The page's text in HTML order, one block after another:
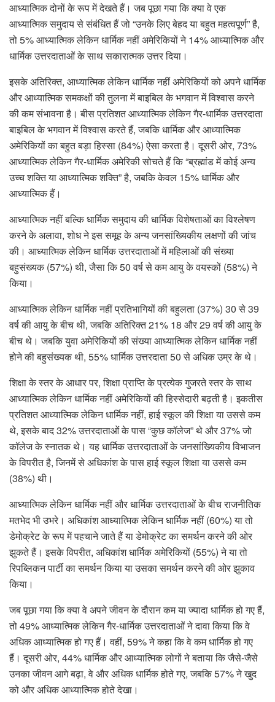
आध्यात्मिक दोनों के रूप में देखते हैं। जब पूछा गया कि क्या वे एक
आध्यात्मिक समुदाय से संबंधित हैं जो “उनके लिए बेहद या बहुत महत्वपूर्ण” है,
तो 5% आध्यात्मिक लेकिन धार्मिक नहीं अमेरिकियों ने 14% आध्यात्मिक और
धार्मिक उत्तरदाताओं के साथ सकारात्मक उत्तर दिया।
इसके अतिरिक्त, आध्यात्मिक लेकिन धार्मिक नहीं अमेरिकियों को अपने धार्मिक
और आध्यात्मिक समकक्षों की तुलना में बाइबिल के भगवान में विश्वास करने
की कम संभावना है। बीस प्रतिशत आध्यात्मिक लेकिन गैर-धार्मिक उत्तरदाता
बाइबिल के भगवान में विश्वास करते हैं, जबकि धार्मिक और आध्यात्मिक
अमेरिकियों का बहुत बड़ा हिस्सा (84%) ऐसा करता है। दूसरी ओर, 73%
आध्यात्मिक लेकिन गैर-धार्मिक अमेरिकी सोचते हैं कि “ब्रह्मांड में कोई अन्य
उच्च शक्ति या आध्यात्मिक शक्ति” है, जबकि केवल 15% धार्मिक और
आध्यात्मिक हैं।
आध्यात्मिक नहीं बल्कि धार्मिक समुदाय की धार्मिक विशेषताओं का विश्लेषण
करने के अलावा, शोध ने इस समूह के अन्य जनसांख्यिकीय लक्षणों की जांच
की। आध्यात्मिक लेकिन धार्मिक उत्तरदाताओं में महिलाओं की संख्या
बहुसंख्यक (57%) थी, जैसा कि 50 वर्ष से कम आयु के वयस्कों (58%) ने
किया।
आध्यात्मिक लेकिन धार्मिक नहीं प्रतिभागियों की बहुलता (37%) 30 से 39
वर्ष की आयु के बीच थी, जबकि अतिरिक्त 21% 18 और 29 वर्ष की आयु के
बीच थे। जबकि युवा अमेरिकियों की संख्या आध्यात्मिक लेकिन धार्मिक नहीं
होने की बहुसंख्यक थी, 55% धार्मिक उत्तरदाता 50 से अधिक उम्र के थे।
शिक्षा के स्तर के आधार पर, शिक्षा प्राप्ति के प्रत्येक गुजरते स्तर के साथ
आध्यात्मिक लेकिन धार्मिक नहीं अमेरिकियों की हिस्सेदारी बढ़ती है। इकतीस
प्रतिशत आध्यात्मिक लेकिन धार्मिक नहीं, हाई स्कूल की शिक्षा या उससे कम
थे, इसके बाद 32% उत्तरदाताओं के पास “कुछ कॉलेज” थे और 37% जो
कॉलेज के स्नातक थे। यह धार्मिक उत्तरदाताओं के जनसांख्यिकीय विभाजन
के विपरीत है, जिनमें से अधिकांश के पास हाई स्कूल शिक्षा या उससे कम
(38%) थी।
आध्यात्मिक लेकिन धार्मिक नहीं और धार्मिक उत्तरदाताओं के बीच राजनीतिक
मतभेद भी उभरे। अधिकांश आध्यात्मिक लेकिन धार्मिक नहीं (60%) या तो
डेमोक्रेट के रूप में पहचाने जाते हैं या डेमोक्रेट का समर्थन करने की ओर
झुकते हैं। इसके विपरीत, अधिकांश धार्मिक अमेरिकियों (55%) ने या तो
रिपब्लिकन पार्टी का समर्थन किया या उसका समर्थन करने की ओर झुकाव
किया।
जब पूछा गया कि क्या वे अपने जीवन के दौरान कम या ज्यादा धार्मिक हो गए हैं,
तो 49% आध्यात्मिक लेकिन गैर-धार्मिक उत्तरदाताओं ने दावा किया कि वे
अधिक आध्यात्मिक हो गए हैं। वहीं, 59% ने कहा कि वे कम धार्मिक हो गए
हैं। दूसरी ओर, 44% धार्मिक और आध्यात्मिक लोगों ने बताया कि जैसे-जैसे
उनका जीवन आगे बढ़ा, वे और अधिक धार्मिक होते गए, जबकि 57% ने खुद
को और अधिक आध्यात्मिक होते देखा।